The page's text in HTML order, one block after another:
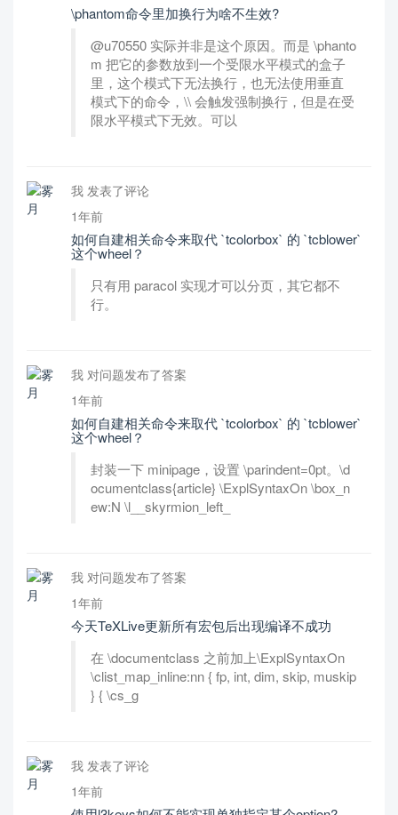
\phantom命令里加换行为啥不生效?
@u70550 实际并非是这个原因。而是 \phanto
m 把它的参数放到一个受限水平模式的盒子
里，这个模式下无法换行，也无法使用垂直
模式下的命令，\\ 会触发强制换行，但是在受
限水平模式下无效。可以
我 发表了评论
1年前
如何自建相关命令来取代 `tcolorbox` 的 `tcblower`
这个wheel？
只有用 paracol 实现才可以分页，其它都不
行。
我 对问题发布了答案
1年前
如何自建相关命令来取代 `tcolorbox` 的 `tcblower`
这个wheel？
封装一下 minipage，设置 \parindent=0pt。\d
ocumentclass{article} \ExplSyntaxOn \box_n
ew:N \l__skyrmion_left_
我 对问题发布了答案
1年前
今天TeXLive更新所有宏包后出现编译不成功
在 \documentclass 之前加上\ExplSyntaxOn
\clist_map_inline:nn { fp, int, dim, skip, muskip
} { \cs_g
我 发表了评论
1年前